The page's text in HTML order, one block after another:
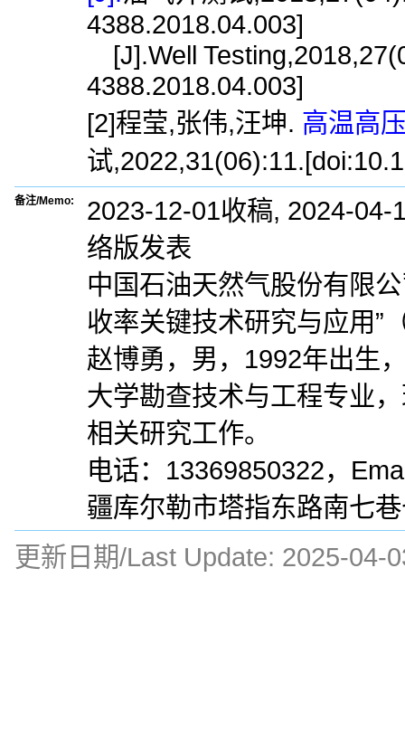
4388.2018.04.003]
[J].Well
4388.2018.04.003]
[2]程莹,张伟,汪坤. 高温高
试
备注/Memo:
2023-12-01收稿, 2024-
络版发表
中国石油天然气股份有限
收率关键技术研究与应用”
赵博勇，男，1992年出生
大学勘查技术与工程专业
相关研究工作。
电话：13369850322，
疆库尔勒市塔指东路南七
更新日期/Last Update: 2025-04-